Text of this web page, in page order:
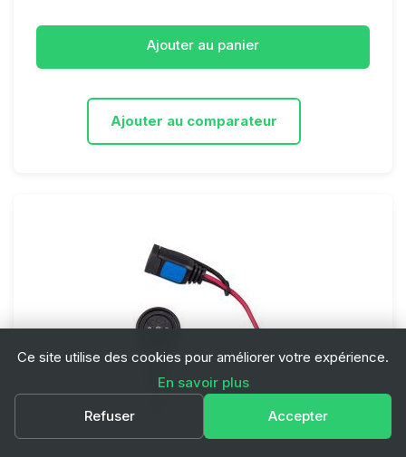
Ajouter au panier
Ajouter au comparateur
Ce site utilise des cookies pour améliorer votre expérience.
En savoir plus
Refuser
Accepter